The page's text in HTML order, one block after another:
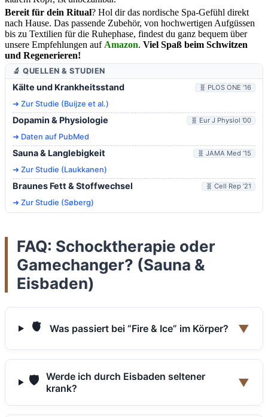
Bereit für dein Ritual? Hol dir das nordische Spa-Gefühl direkt
nach Hause. Das passende Zubehör, von hochwertigen Aufgüssen
bis zu Textilien für die Ruhephase, findest du ganz bequem über
unsere Empfehlungen auf Amazon. Viel Spaß beim Schwitzen
und Regenerieren!
🔬 QUELLEN & STUDIEN
Kälte und Krankheitsstand 🧬 PLOS ONE ’16
➜ Zur Studie (Buijze et al.)
Dopamin & Physiologie 🧬 Eur J Physiol ’00
➜ Daten auf PubMed
Sauna & Langlebigkeit 🧬 JAMA Med ’15
➜ Zur Studie (Laukkanen)
Braunes Fett & Stoffwechsel 🧬 Cell Rep ’21
➜ Zur Studie (Søberg)
FAQ: Schocktherapie oder
Gamechanger? (Sauna &
Eisbaden)
🫀 Was passiert bei “Fire & Ice” im Körper? ▼
🛡️
Werde ich durch Eisbaden seltener
krank?
▼